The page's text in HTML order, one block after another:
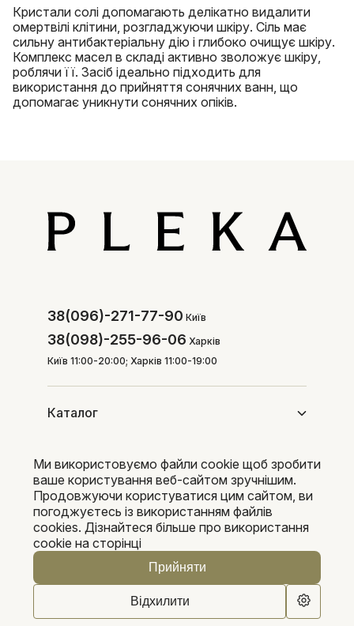
0
Кристали солі допомагають делікатно видалити
омертвілі клітини, розгладжуючи шкіру. Сіль має
сильну антибактеріальну дію і глибоко очищує шкіру.
Комплекс масел в складі активно зволожує шкіру,
роблячи її. Засіб ідеально підходить для
використання до прийняття сонячних ванн, що
допомагає уникнути сонячних опіків.
38(096)-271-77-90 Київ
38(098)-255-96-06 Харків
Київ 11:00-20:00; Харків 11:00-19:00
Каталог
Покупцям
Pleka 2016-2026
Ми використовуємо файли cookie щоб зробити
ваше користування веб-сайтом зручнішим.
Продовжуючи користуватися цим сайтом, ви
погоджуєтесь із використанням файлів
cookies. Дізнайтеся більше про використання
cookie на сторінці
Прийняти
Відхилити